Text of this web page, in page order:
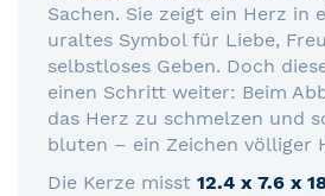
Sachen. Sie zeigt ein Herz in
uraltes Symbol für Liebe,
selbstloses Geben. Doch
einen Schritt weiter: Beim
das Herz zu schmelzen und
bluten – ein Zeichen völliger
Die Kerze misst 12.4 x 7.6 x